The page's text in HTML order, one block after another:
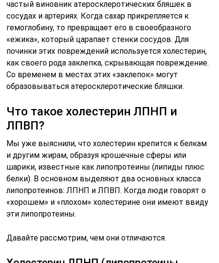
частый виновник атеросклеротических бляшек в
сосудах и артериях. Когда сахар прикрепляется к
гемоглобину, то превращает его в своеобразного
«ежика», который царапает стенки сосудов. Для
починки этих повреждений используется холестерин,
как своего рода заклепка, скрывающая повреждение.
Со временем в местах этих «заклепок» могут
образовываться атеросклеротические бляшки.
Что такое холестерин ЛПНП и
ЛПВП?
Мы уже выяснили, что холестерин крепится к белкам
и другим жирам, образуя крошечные сферы или
шарики, известные как липопротеины (липиды плюс
белки). В основном выделяют два основных класса
липопротеинов: ЛПНП и ЛПВП. Когда люди говорят о
«хорошем» и «плохом» холестерине они имеют ввиду
эти липопротеины.
Давайте рассмотрим, чем они отличаются.